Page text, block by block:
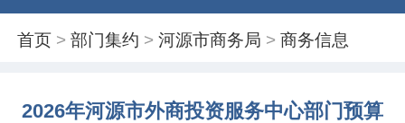
首页 >部门集约 >河源市商务局 >商务信息
2026年河源市外商投资服务中心部门预算